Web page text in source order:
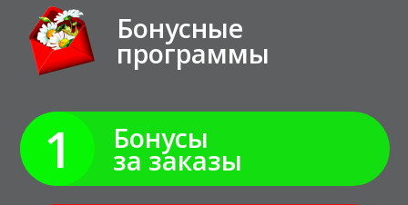
Бонусные
программы
1 Бонусы
за заказы